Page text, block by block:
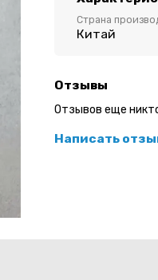
Страна
Китай
Отзывы
Отзывов еще
Написать